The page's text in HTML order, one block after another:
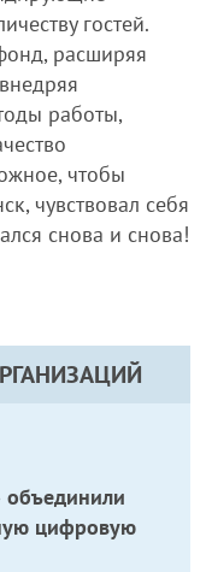
объединили
цифровую
гостей.
расширяя
работы,
чтобы
чувствовал себя
снова и снова!